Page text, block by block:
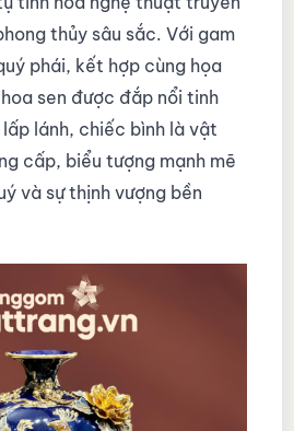
thủy sâu sắc. Với gam
phái, kết hợp cùng họa
sen được đắp nổi tinh
lánh, chiếc bình là vật
cấp, biểu tượng mạnh mẽ
và sự thịnh vượng bền